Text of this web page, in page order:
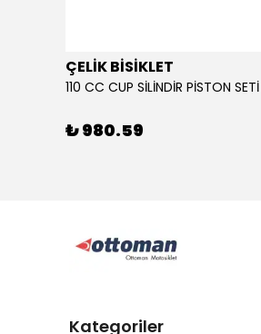
ÇELİK BİSİKLET
110 CC CUP SİLİNDİR PİSTON SETİ
₺ 980.59
Kategoriler